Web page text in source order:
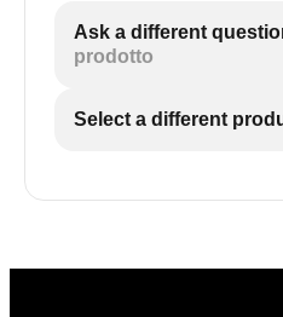
Ask a different
prodotto
Select a different